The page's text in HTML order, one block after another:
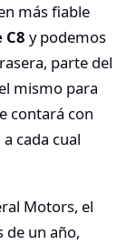
más fiable
C8 y podemos
parte del
mismo para
contará con
cada cual
Motors, el
de un año,